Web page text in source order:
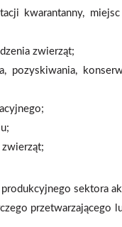
kwarantanny,
zwierząt;
pozyskiwania,
sektora
przetwarzającego